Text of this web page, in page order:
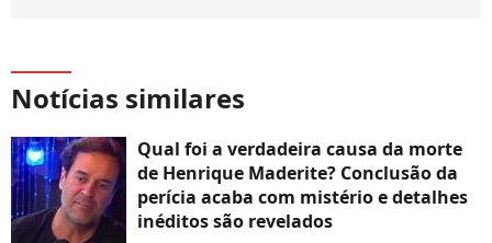
Notícias similares
Qual foi a verdadeira causa da morte
de Henrique Maderite? Conclusão da
perícia acaba com mistério e detalhes
inéditos são revelados